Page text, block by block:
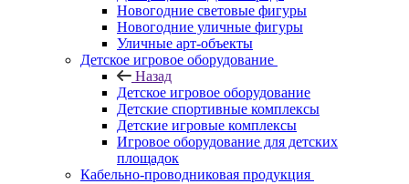
Новогодние световые фигуры
Новогодние уличные фигуры
Уличные арт-объекты
Детское игровое оборудование
Назад
Детское игровое оборудование
Детские спортивные комплексы
Детские игровые комплексы
Игровое оборудование для детских
площадок
Кабельно-проводниковая продукция